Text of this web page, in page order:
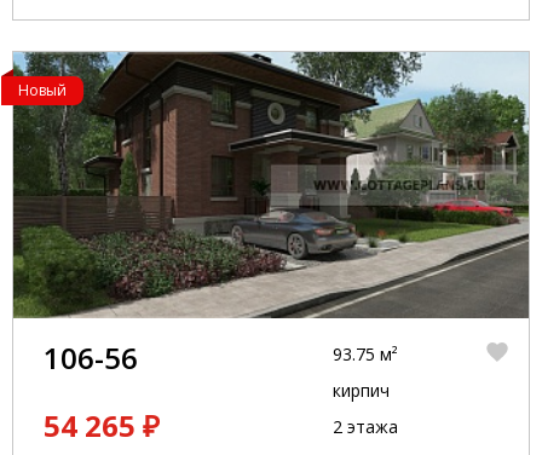
Новый
106-56
54 265 ₽
93.75 м²
кирпич
2 этажа